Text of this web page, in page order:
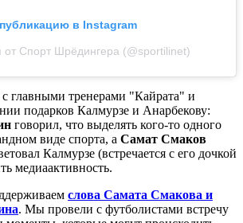
в Instagram
от Спорт Шрёдингера (@sportilinet)
с главными тренерами "Кайрата" и
подарков Калмурзе и Анарбекову:
говорил, что выделять кого-то одного
виде спорта, а Самат Смаков
Калмурзе (встречается с его дочкой
медиаактивность.
слова Самата Смакова и
. Мы провели с футболистами встречу